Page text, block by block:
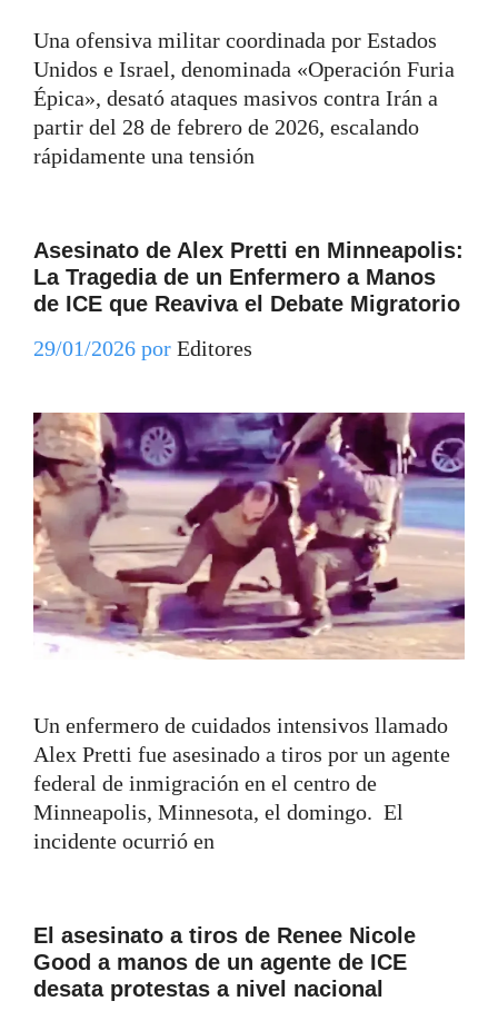
Una ofensiva militar coordinada por Estados
Unidos e Israel, denominada «Operación Furia
Épica», desató ataques masivos contra Irán a
partir del 28 de febrero de 2026, escalando
rápidamente una tensión
Asesinato de Alex Pretti en Minneapolis:
La Tragedia de un Enfermero a Manos
de ICE que Reaviva el Debate Migratorio
29/01/2026 por Editores
Un enfermero de cuidados intensivos llamado
Alex Pretti fue asesinado a tiros por un agente
federal de inmigración en el centro de
Minneapolis, Minnesota, el domingo. El
incidente ocurrió en
El asesinato a tiros de Renee Nicole
Good a manos de un agente de ICE
desata protestas a nivel nacional